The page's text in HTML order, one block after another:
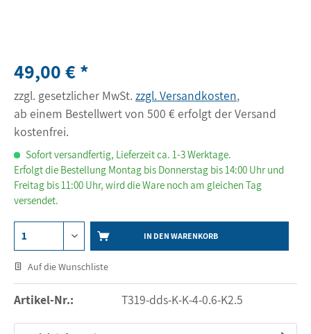
49,00 € *
zzgl. gesetzlicher MwSt. zzgl. Versandkosten,
ab einem Bestellwert von 500 € erfolgt der Versand
kostenfrei.
Sofort versandfertig, Lieferzeit ca. 1-3 Werktage.
Erfolgt die Bestellung Montag bis Donnerstag bis 14:00 Uhr und
Freitag bis 11:00 Uhr, wird die Ware noch am gleichen Tag
versendet.
IN DEN WARENKORB
Auf die Wunschliste
Artikel-Nr.: T319-dds-K-K-4-0.6-K2.5